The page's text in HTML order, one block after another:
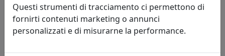
159,60 €
Questi strumenti di tracciamento ci permettono di
fornirti contenuti marketing o annunci
personalizzati e di misurarne la performance.